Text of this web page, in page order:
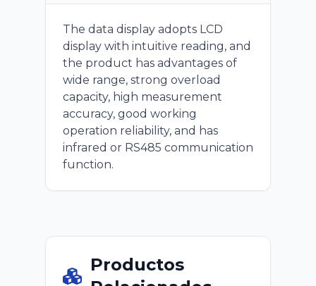
The data display adopts LCD
display with intuitive reading, and
the product has advantages of
wide range, strong overload
capacity, high measurement
accuracy, good working
operation reliability, and has
infrared or RS485 communication
function.
Productos